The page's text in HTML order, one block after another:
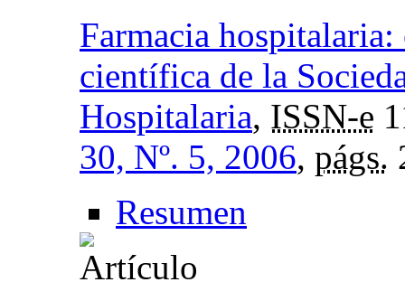
Farmacia
científica de la
Hospitalaria, ISSN-e
30, Nº. 5, 2006, págs.
Resumen